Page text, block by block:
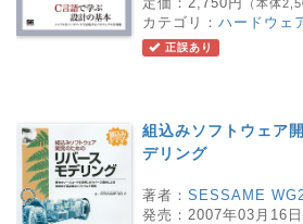
（本体
カテゴリ： ハードウェ
正誤あり
組込みソフトウェア
デリング
著者： SESSAME
発売： 2007年03月16日